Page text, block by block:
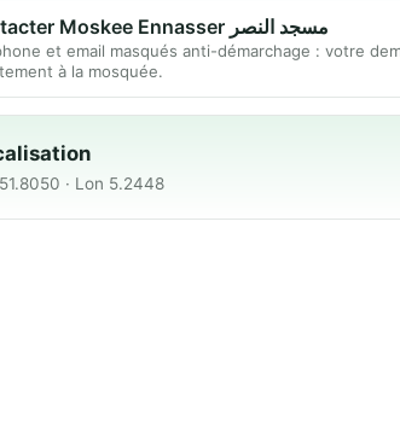
Contacter Moskee Ennasser مسجد النصر
et email masqués anti-démarchage : votre
à la mosquée.
· Lon 5.2448